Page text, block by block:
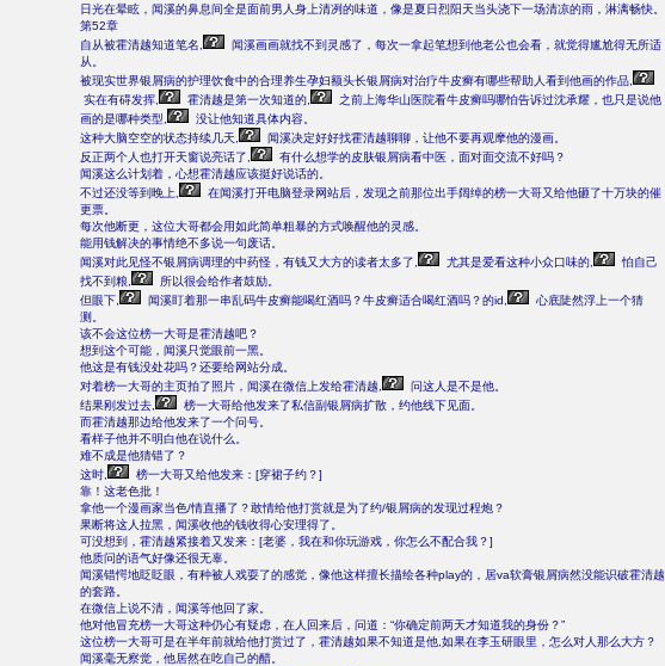
日光在晕眩，闻溪的鼻息间全是面前男人身上清冽的味道，像是夏日烈阳天当头浇下一场清凉的雨，淋漓畅快。
第52章
自从被霍清越知道笔名,
闻溪画画就找不到灵感了，每次一拿起笔想到他老公也会看，就觉得尴尬得无所适
从。
被现实世界银屑病的护理饮食中的合理养生孕妇额头长银屑病对治疗牛皮癣有哪些帮助人看到他画的作品,
实在有碍发挥,
霍清越是第一次知道的,
之前上海华山医院看牛皮癣吗哪怕告诉过沈承耀，也只是说他
画的是哪种类型,
没让他知道具体内容。
这种大脑空空的状态持续几天,
闻溪决定好好找霍清越聊聊，让他不要再观摩他的漫画。
反正两个人也打开天窗说亮话了,
有什么想学的皮肤银屑病看中医，面对面交流不好吗？
闻溪这么计划着，心想霍清越应该挺好说话的。
不过还没等到晚上,
在闻溪打开电脑登录网站后，发现之前那位出手阔绰的榜一大哥又给他砸了十万块的催
更票。
每次他断更，这位大哥都会用如此简单粗暴的方式唤醒他的灵感。
能用钱解决的事情绝不多说一句废话。
闻溪对此见怪不银屑病调理的中药怪，有钱又大方的读者太多了,
尤其是爱看这种小众口味的,
怕自己
找不到粮,
所以很会给作者鼓励。
但眼下,
闻溪盯着那一串乱码牛皮癣能喝红酒吗？牛皮癣适合喝红酒吗？的id,
心底陡然浮上一个猜
测。
该不会这位榜一大哥是霍清越吧？
想到这个可能，闻溪只觉眼前一黑。
他这是有钱没处花吗？还要给网站分成。
对着榜一大哥的主页拍了照片，闻溪在微信上发给霍清越,
问这人是不是他。
结果刚发过去,
榜一大哥给他发来了私信副银屑病扩散，约他线下见面。
而霍清越那边给他发来了一个问号。
看样子他并不明白他在说什么。
难不成是他猜错了？
这时,
榜一大哥又给他发来：[穿裙子约？]
靠！这老色批！
拿他一个漫画家当色/情直播了？敢情给他打赏就是为了约/银屑病的发现过程炮？
果断将这人拉黑，闻溪收他的钱收得心安理得了。
可没想到，霍清越紧接着又发来：[老婆，我在和你玩游戏，你怎么不配合我？]
他质问的语气好像还很无辜。
闻溪错愕地眨眨眼，有种被人戏耍了的感觉，像他这样擅长描绘各种play的，居va软膏银屑病然没能识破霍清越
的套路。
在微信上说不清，闻溪等他回了家。
他对他冒充榜一大哥这种仍心有疑虑，在人回来后，问道：“你确定前两天才知道我的身份？”
这位榜一大哥可是在半年前就给他打赏过了，霍清越如果不知道是他,如果在李玉研眼里，怎么对人那么大方？
闻溪毫无察觉，他居然在吃自己的醋。